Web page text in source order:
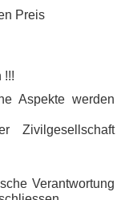
Preis
!!!
Aspekte werden
Zivilgesellschaft
Verantwortung